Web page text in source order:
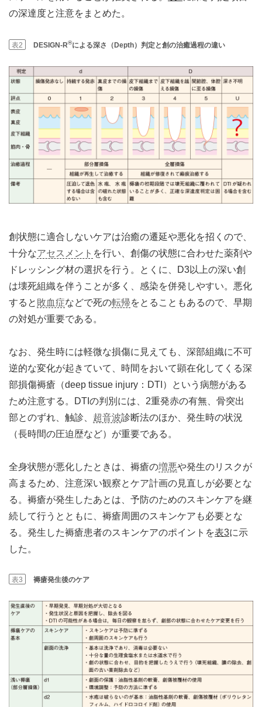
の深達度と注意をまとめた。
表2 DESIGN-R®による深さ（Depth）判定と創の治癒過程の違い
創状態に適合しないケアは治癒の遷延や悪化を招くので、
十分なアセスメント を行い、創傷の状態に合わせた薬剤や
ドレッシング材の選択を行う。とくに、D3以上の深い創
は壊死組織を伴うことが多く、感染を併発しやすい。悪化
すると 敗血症などで死の転帰をとることもあるので、早期
の対処が重要である。
なお、発生時には軽微な損傷に見えても、深部組織に不可
逆的な変化が起きていて、時間をおいて顕在化してくる深
部損傷褥瘡（deep tissue injury：DTI）という病態がある
ため注意する。DTIの判別には、2重発赤の有無、骨突出
部とのずれ、触診、 超音波診断法のほか、発生時の状況
（長時間の圧迫歴など）が重要である。
全身状態が悪化したときは、褥瘡の増悪や発生のリスクが
高まるため、注意深い観察とケア計画の見直しが必要とな
る。褥瘡が発生したあとは、予防のためのスキンケアを継
続して行うとともに、褥瘡周囲のスキンケアも必要とな
る。発生した褥瘡患者のスキンケアのポイントを表3に示
した。
表3 褥瘡発生後のケア